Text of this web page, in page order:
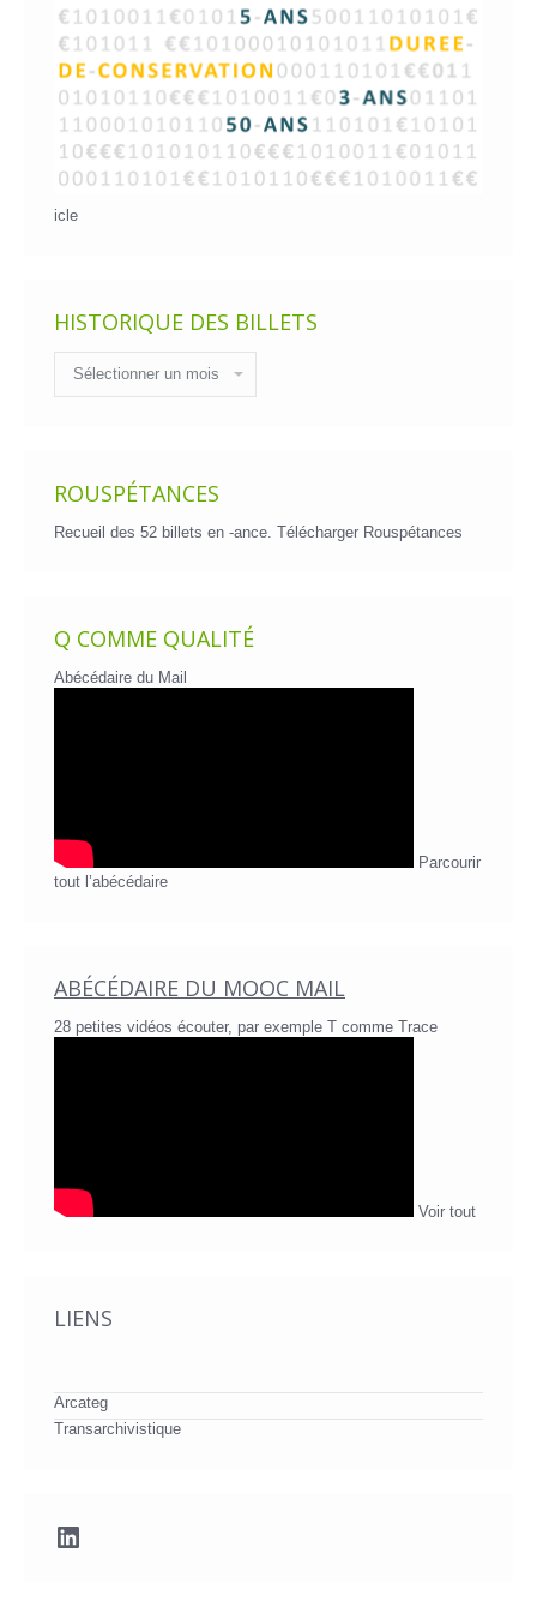
icle
HISTORIQUE DES BILLETS
des
billets
ROUSPÉTANCES
Recueil des 52 billets en -ance. Télécharger Rouspétances
Q COMME QUALITÉ
Abécédaire du Mail
Parcourir
tout l’abécédaire
ABÉCÉDAIRE DU MOOC MAIL
28 petites vidéos écouter, par exemple T comme Trace
Voir tout
LIENS
Arcateg
Transarchivistique
LinkedIn